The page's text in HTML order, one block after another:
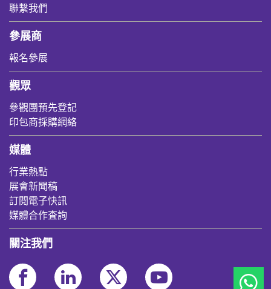
聯繫我們
參展商
報名參展
觀眾
參觀團預先登記
印包商採購網絡
媒體
行業熱點
展會新聞稿
訂閱電子快訊
媒體合作査詢
關注我們